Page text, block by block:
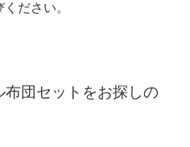
ださい。
団セットをお探しの